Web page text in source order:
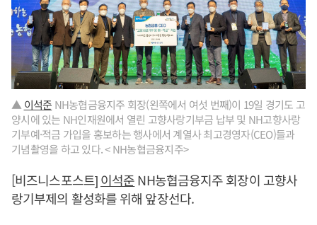
▲ 이석준 NH농협금융지주 회장(왼쪽에서 여섯 번째)이 19일 경기도 고
양시에 있는 NH인재원에서 열린 고향사랑기부금 납부 및 NH고향사랑
기부예·적금 가입을 홍보하는 행사에서 계열사 최고경영자(CEO)들과
기념촬영을 하고 있다. < NH농협금융지주>
[비즈니스포스트]이석준NH농협금융지주 회장이 고향사
랑기부제의 활성화를 위해 앞장선다.